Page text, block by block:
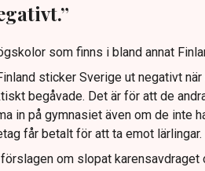
som finns i bland annat
sticker Sverige ut negativt
begåvade. Det är för att de
in på gymnasiet även om de inte
får betalt för att ta emot lärlingar.
om slopat karensavdraget